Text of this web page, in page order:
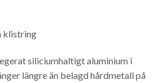
klistring
siliciumhaltigt aluminium i
längre än belagd hårdmetall på